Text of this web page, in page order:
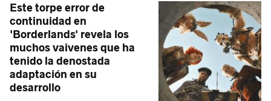
Este torpe error de
continuidad en
'Borderlands' revela los
muchos vaivenes que ha
tenido la denostada
adaptación en su
desarrollo